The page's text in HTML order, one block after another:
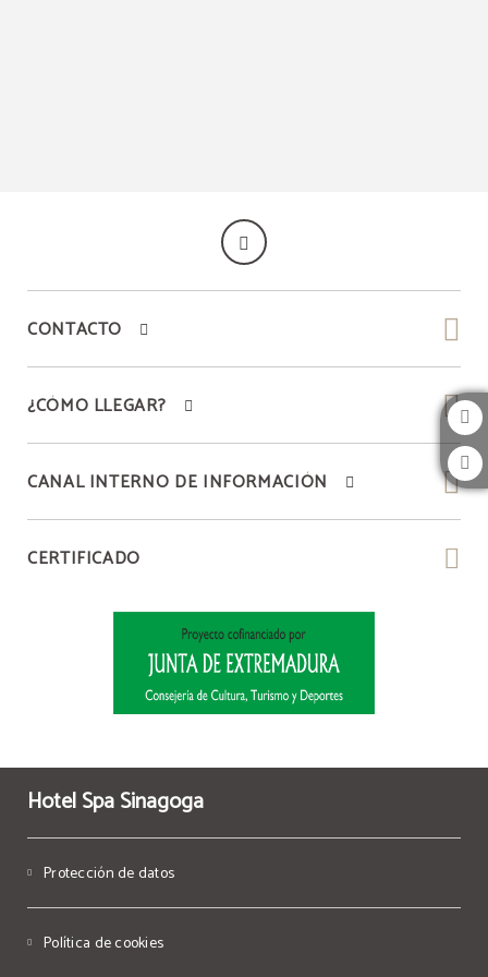
CONTACTO
¿CÓMO LLEGAR?
CANAL INTERNO DE INFORMACIÓN
CERTIFICADO
Hotel Spa Sinagoga
Protección de datos
Política de cookies